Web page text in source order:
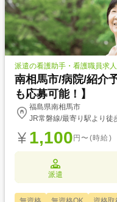
派遣の看護助手・看護職員求人
南相馬市/病院/紹介
も応募可能！】
福島県南相馬市
JR常磐線/最寄り駅より徒
1,100 円〜(時給)
派遣